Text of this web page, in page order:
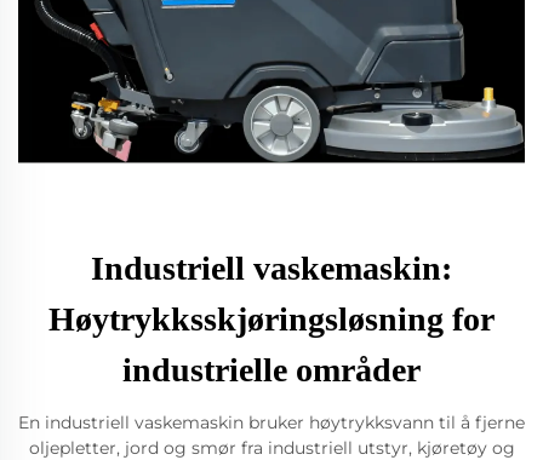
Industriell vaskemaskin:
Høytrykksskjøringsløsning for
industrielle områder
En industriell vaskemaskin bruker høytrykksvann til å fjerne
oljepletter, jord og smør fra industriell utstyr, kjøretøy og